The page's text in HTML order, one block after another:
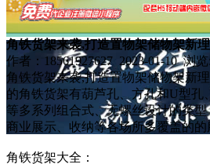
角铁货架来袭,打造置物架储物架新
作者：18561927627 2023-01-10 浏览:
角铁货架来袭,打造置物架储物架新
的角铁货架有葫芦孔、方孔和U型孔
等多系列组合式、无螺丝设计的类型
商业展示、收纳等各场所多覆盖的的
角铁货架大全：